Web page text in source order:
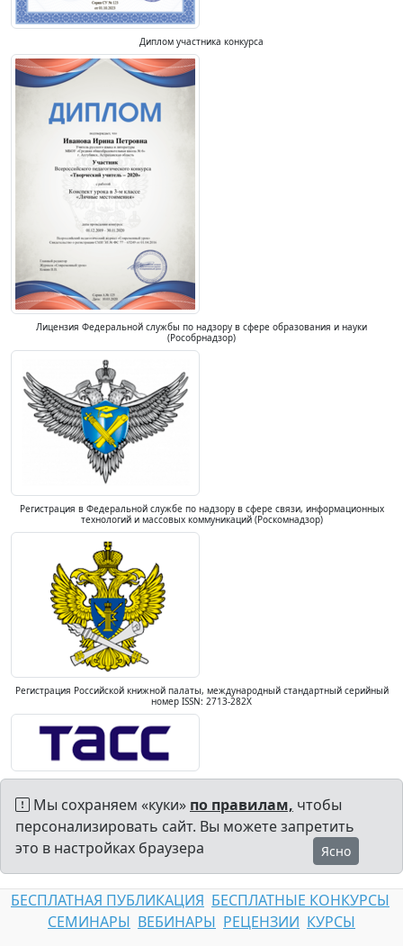
Диплом участника конкурса
Лицензия Федеральной службы по надзору в сфере образования и науки
(Рособрнадзор)
Регистрация в Федеральной службе по надзору в сфере связи, информационных
технологий и массовых коммуникаций (Роскомнадзор)
Регистрация Российской книжной палаты, международный стандартный серийный
номер ISSN: 2713-282X
Мы сохраняем «куки» по правилам, чтобы
персонализировать сайт. Вы можете запретить
это в настройках браузера
Ясно
БЕСПЛАТНАЯ ПУБЛИКАЦИЯ БЕСПЛАТНЫЕ КОНКУРСЫ
СЕМИНАРЫ ВЕБИНАРЫ РЕЦЕНЗИИ КУРСЫ